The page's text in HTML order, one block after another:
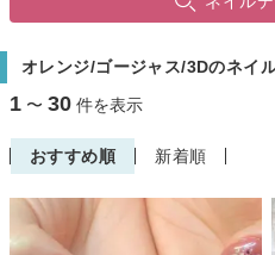
オレンジ/ゴージャス/3Dのネイ
1 〜 30 件を表示
おすすめ順 新着順